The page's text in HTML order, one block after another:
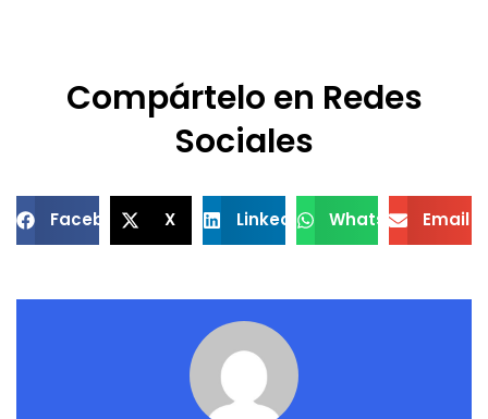
Compártelo en Redes
Sociales
Facebook X LinkedIn WhatsApp Email